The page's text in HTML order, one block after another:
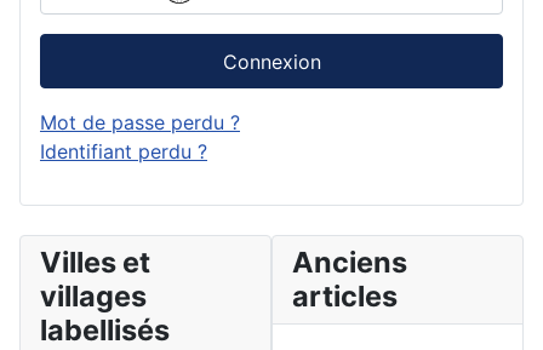
Connexion
Mot de passe perdu ?
Identifiant perdu ?
Villes et
villages
labellisés
Anciens
articles